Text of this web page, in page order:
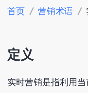
首页 / 营销术语 /
定义
实时营销是指利用